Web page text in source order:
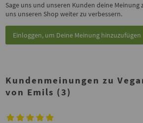
Sage uns und unseren Kunden deine
uns unseren Shop weiter zu verbessern.
Einloggen, um Deine Meinung hinzuzufügen
Kundenmeinungen zu
von Emils (3)